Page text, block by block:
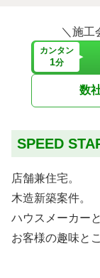
＼施工
カンタン
1分
数
SPEED
店舗兼住宅。
木造新築案件。
ハウスメーカー
お客様の趣味と